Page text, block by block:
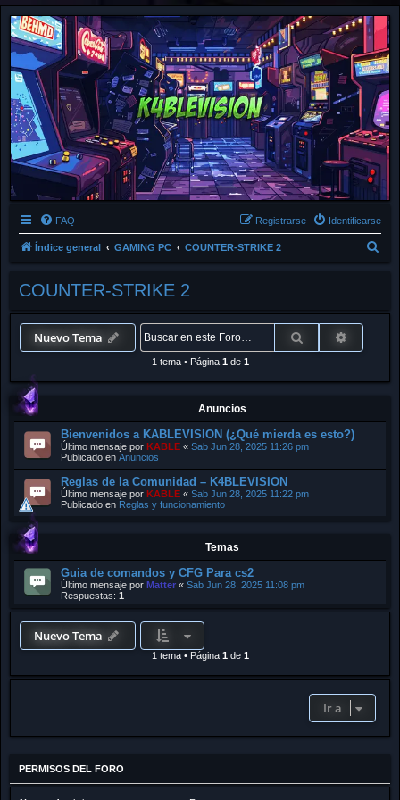
FAQ Identificarse
Registrarse
Índice general GAMING PC COUNTER-STRIKE 2
COUNTER-STRIKE 2
Nuevo Tema Buscar
1 tema• Página 1 de 1
Anuncios
Bienvenidos a KABLEVISION (¿Qué mierda es esto?)
Último mensaje por KABLE « Sab Jun 28, 2025 11:26 pm
Publicado en Anuncios
Reglas de la Comunidad – K4BLEVISION
Último mensaje por KABLE « Sab Jun 28, 2025 11:22 pm
Publicado en Reglas y funcionamiento
Temas
Guia de comandos y CFG Para cs2
Último mensaje por Matter « Sab Jun 28, 2025 11:08 pm
Respuestas: 1
Nuevo Tema
1 tema• Página 1 de 1
Ir a
PERMISOS DEL FORO